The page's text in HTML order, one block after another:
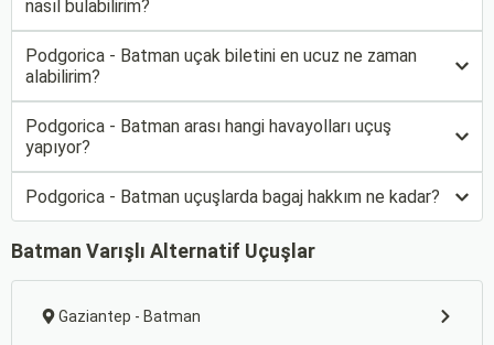
nasıl bulabilirim?
Podgorica - Batman uçak biletini en ucuz ne zaman
alabilirim?
Podgorica - Batman arası hangi havayolları uçuş
yapıyor?
Podgorica - Batman uçuşlarda bagaj hakkım ne kadar?
Batman Varışlı Alternatif Uçuşlar
Gaziantep - Batman